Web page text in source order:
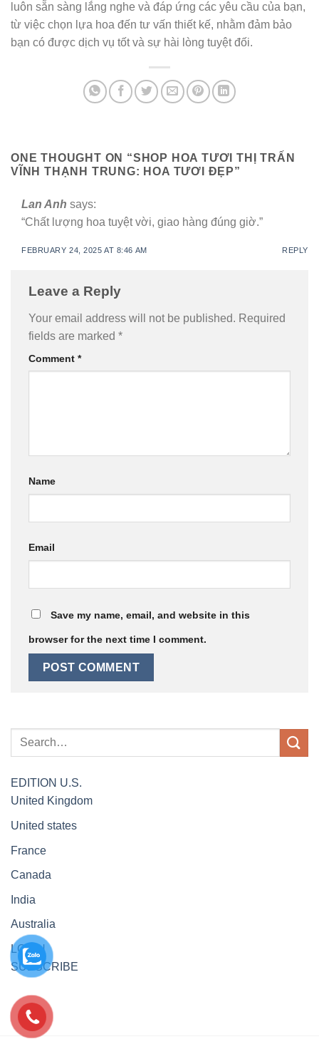
luôn sẵn sàng lắng nghe và đáp ứng các yêu cầu của bạn,
từ việc chọn lựa hoa đến tư vấn thiết kế, nhằm đảm bảo
bạn có được dịch vụ tốt và sự hài lòng tuyệt đối.
ONE THOUGHT ON “SHOP HOA TƯƠI THỊ TRẤN
VĨNH THẠNH TRUNG: HOA TƯƠI ĐẸP”
Lan Anh says:
“Chất lượng hoa tuyệt vời, giao hàng đúng giờ.”
FEBRUARY 24, 2025 AT 8:46 AM REPLY
Leave a Reply
Your email address will not be published. Required
fields are marked *
Comment *
Name
Email
Save my name, email, and website in this
browser for the next time I comment.
EDITION U.S.
United Kingdom
United states
France
Canada
India
Australia
LOGIN
SUBSCRIBE